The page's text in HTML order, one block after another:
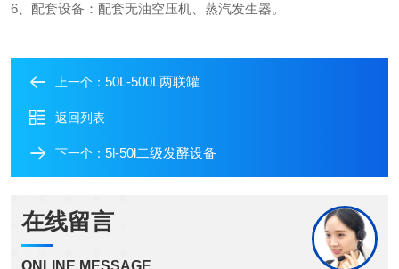
6、配套设备：配套无油空压机、蒸汽发生器。
上一个： 50L-500L两联罐
返回列表
下一个： 5l-50l二级发酵设备
在线留言
ONLINE MESSAGE